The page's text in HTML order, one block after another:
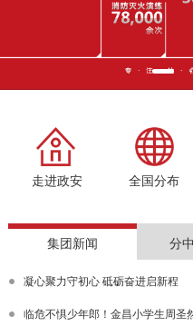
走进政安 全国分布
集团新闻 分
凝心聚力守初心 砥砺奋进启新程
临危不惧少年郎！金昌小学生周圣